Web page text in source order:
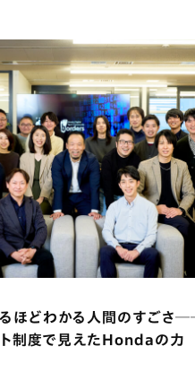
ほどわかる人間のすごさ
制度で見えたHondaの力